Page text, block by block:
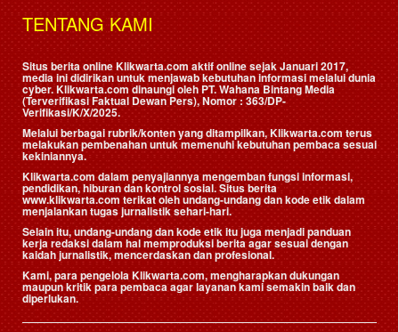
TENTANG KAMI
Situs berita online Klikwarta.com aktif online sejak Januari 2017,
media ini didirikan untuk menjawab kebutuhan informasi melalui dunia
cyber. Klikwarta.com dinaungi oleh PT. Wahana Bintang Media
(Terverifikasi Faktual Dewan Pers), Nomor : 363/DP-
Verifikasi/K/X/2025.
Melalui berbagai rubrik/konten yang ditampilkan, Klikwarta.com terus
melakukan pembenahan untuk memenuhi kebutuhan pembaca sesuai
kekiniannya.
Klikwarta.com dalam penyajiannya mengemban fungsi informasi,
pendidikan, hiburan dan kontrol sosial. Situs berita
www.klikwarta.com terikat oleh undang-undang dan kode etik dalam
menjalankan tugas jurnalistik sehari-hari.
Selain itu, undang-undang dan kode etik itu juga menjadi panduan
kerja redaksi dalam hal memproduksi berita agar sesuai dengan
kaidah jurnalistik, mencerdaskan dan profesional.
Kami, para pengelola Klikwarta.com, mengharapkan dukungan
maupun kritik para pembaca agar layanan kami semakin baik dan
diperlukan.